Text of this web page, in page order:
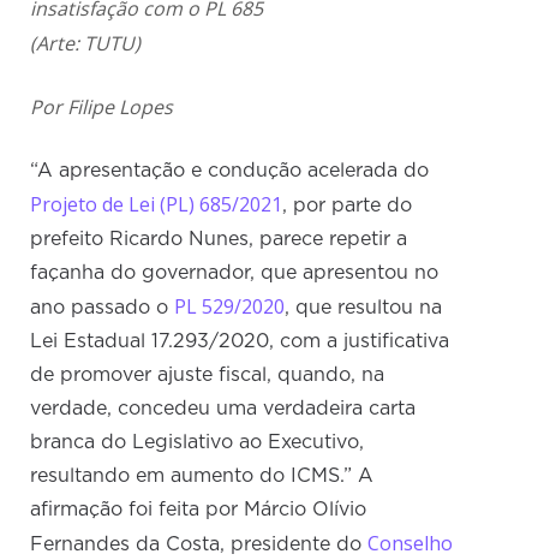
insatisfação com o PL 685
(Arte: TUTU)
Por Filipe Lopes
“A apresentação e condução acelerada do
Projeto de Lei (PL) 685/2021 , por parte do
prefeito Ricardo Nunes, parece repetir a
façanha do governador, que apresentou no
ano passado o PL 529/2020, que resultou na
Lei Estadual 17.293/2020, com a justificativa
de promover ajuste fiscal, quando, na
verdade, concedeu uma verdadeira carta
branca do Legislativo ao Executivo,
resultando em aumento do ICMS.” A
afirmação foi feita por Márcio Olívio
Fernandes da Costa, presidente doConselho